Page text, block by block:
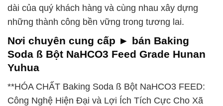
dài của quý khách hàng và cùng nhau xây dựng
những thành công bền vững trong tương lai.
Nơi chuyên cung cấp ► bán Baking
Soda ß Bột NaHCO3 Feed Grade Hunan
Yuhua
**HÓA CHẤT Baking Soda ß Bột NaHCO3 FEED:
Công Nghệ Hiện Đại và Lợi Ích Tích Cực Cho Xã